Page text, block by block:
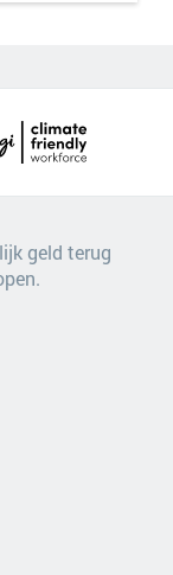
geld terug